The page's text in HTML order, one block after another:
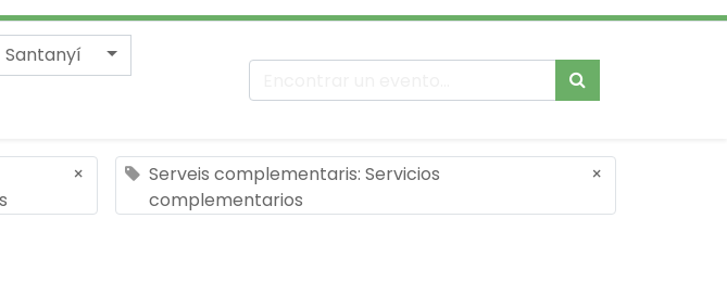
Santanyí
×
Serveis complementaris: Servicios
complementarios
×